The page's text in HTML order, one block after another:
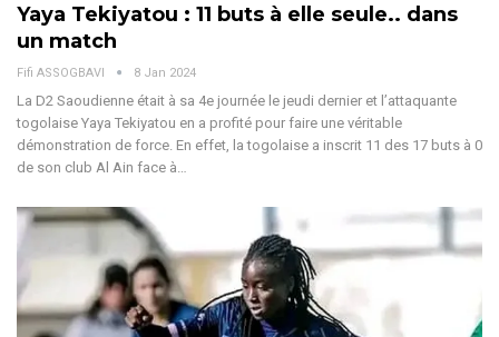
Yaya Tekiyatou : 11 buts à elle seule.. dans
un match
Fifi ASSOGBAVI 8 Jan 2024
La D2 Saoudienne était à sa 4e journée le jeudi dernier et l’attaquante
togolaise Yaya Tekiyatou en a profité pour faire une véritable
démonstration de force. En effet, la togolaise a inscrit 11 des 17 buts à 0
de son club Al Ain face à